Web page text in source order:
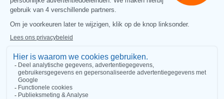
Therapeuten die werken met
extra expertise op het gebied
van hartrevalidatie